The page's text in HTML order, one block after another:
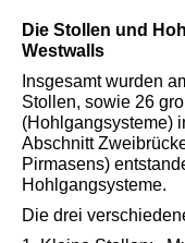
Die Stollen und
Westwalls
Insgesamt wurden
Stollen, sowie 26
(Hohlgangsysteme)
Abschnitt
Pirmasens)
Hohlgangsysteme.
Die drei